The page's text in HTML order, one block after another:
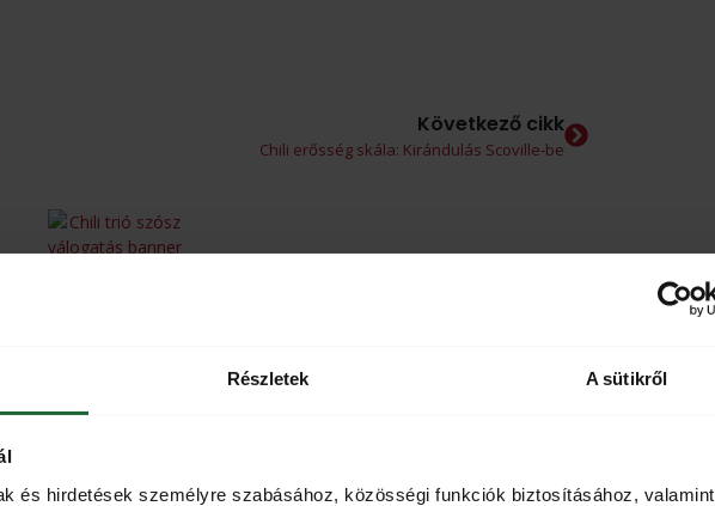
Részletek A sütikről
és hirdetések személyre szabásához, közösségi funkciók biztosításához, valamint
Következő cikk
Chili erősség skála: Kirándulás Scoville-be